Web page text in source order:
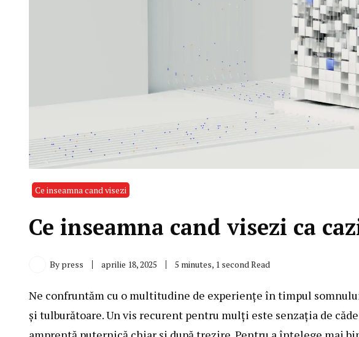
Ce inseamna cand visezi
Ce inseamna cand visezi ca
By press aprilie 18, 2025 5 minutes, 1 second Read
Ne confruntăm cu o multitudine de experiențe în timpul
și tulburătoare. Un vis recurent pentru mulți este senzația de